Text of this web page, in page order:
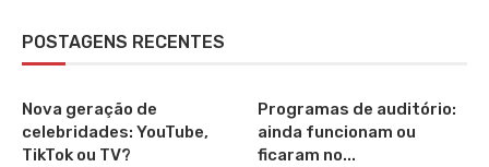
POSTAGENS RECENTES
Nova geração de
celebridades: YouTube,
TikTok ou TV?
Programas de auditório:
ainda funcionam ou
ficaram no...